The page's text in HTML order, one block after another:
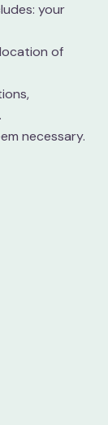
your
of
necessary.